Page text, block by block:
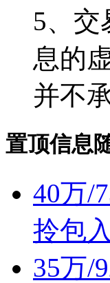
5、交
息的
并不
置顶信息
40万/
拎包
35万/